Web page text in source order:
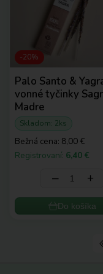
-20%
Palo Santo &
vonné tyčinky
Madre
Skladom: 2ks
Bežná cena: 8,00 €
Registrovaní: 6,40 €
‒ +
Do košíka